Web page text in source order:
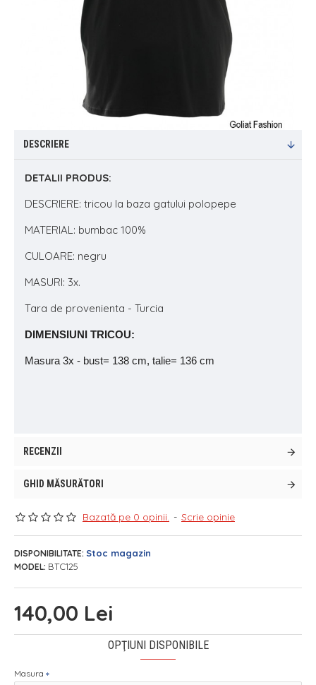
DESCRIERE
DETALII PRODUS:
DESCRIERE: tricou la baza gatului polopepe
MATERIAL: bumbac 100%
CULOARE: negru
MASURI: 3x.
Tara de provenienta - Turcia
DIMENSIUNI TRICOU:
Masura 3x - bust= 138 cm, talie= 136 cm
RECENZII
GHID MĂSURĂTORI
Bazată pe 0 opinii. - Scrie opinie
140,00 Lei
DISPONIBILITATE: Stoc magazin
MODEL: BTC125
OPŢIUNI DISPONIBILE
Masura